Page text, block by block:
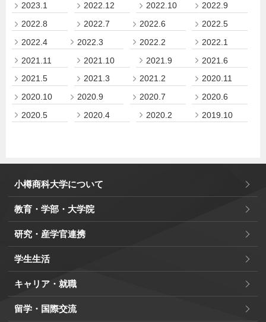
2023.1
2022.12 2022.10
2022.9
2022.8
2022.7 2022.6
2022.5
2022.4
2022.3 2022.2
2022.1
2021.11
2021.10 2021.9
2021.6
2021.5
2021.3 2021.2
2020.11
2020.10
2020.9 2020.7
2020.6
2020.5
2020.4 2020.2 2019.10
小樽商科大学について
教育・学部・大学院
研究・産学官連携
学生生活
キャリア・就職
留学・国際交流